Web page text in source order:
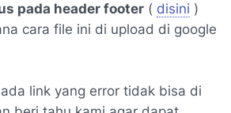
pada header footer ( disini )
cara file ini di upload di google
link yang error tidak bisa di